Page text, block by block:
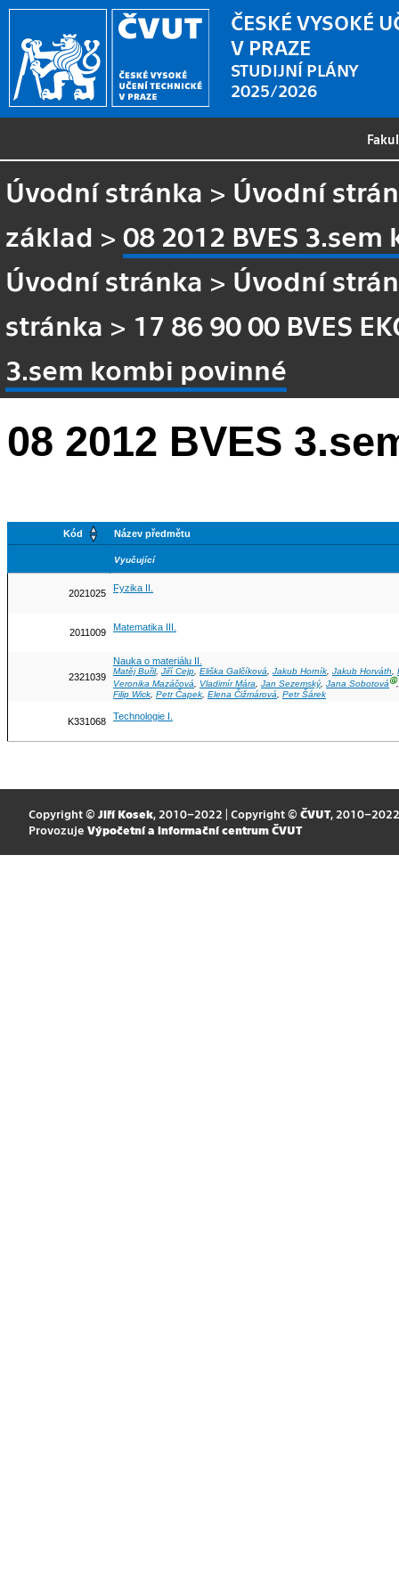
ČESKÉ VYSOKÉ
V PRAZE
STUDIJNÍ PLÁNY
2025/2026
Úvodní stránka > Úvodní
základ >08 2012 BVES
Úvodní stránka > Úvodní
stránka > 17 86 90 00 BVES
3.sem kombi povinné
08 2012 BVES
Kód Název předmětu
Vyučující
2021025 Fyzika II.
2011009 Matematika III.
2321039
Nauka o materiálu II.
Matěj Buřil, Jiří Cejp, Eliška Galčíková, Jakub Horník, Jakub Horváth,
Veronika Mazáčová, Vladimír Mára, Jan Sezemský, Jana SobotováⒼ
Filip Wick Petr Čapek Elena Čižmárová Petr Šárek
K331068 Technologie I.
Copyright © Jiří Kosek, 2010–2022 | Copyright © ČVUT, 2010–2022
Provozuje Výpočetní a informační centrum ČVUT